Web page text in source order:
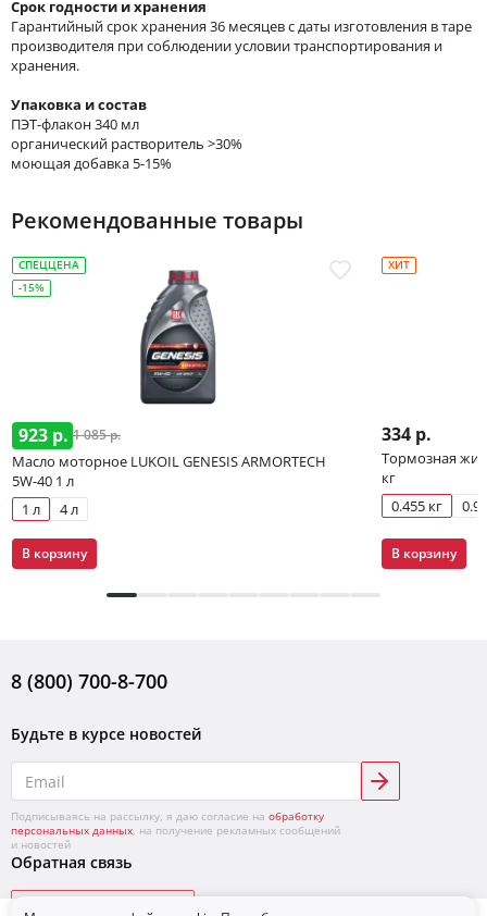
Срок годности и хранения
Гарантийный срок хранения 36 месяцев с даты изготовления в таре
производителя при соблюдении условии транспортирования и
хранения.
Упаковка и состав
ПЭТ-флакон 340 мл
органический растворитель >30%
моющая добавка 5-15%
Рекомендованные товары
СПЕЦЦЕНА
-15%
923 р. 1 085 р.
Масло моторное LUKOIL GENESIS ARMORTECH
5W-40 1 л
1 л
4 л
В корзину
ХИТ
334 р.
Тормозная
кг
0.455 кг
В корзину
8 (800) 700-8-700
Будьте в курсе новостей
Подписываясь на рассылку, я даю согласие на обработку
персональных данных , на получение рекламных сообщений
и новостей
Обратная связь